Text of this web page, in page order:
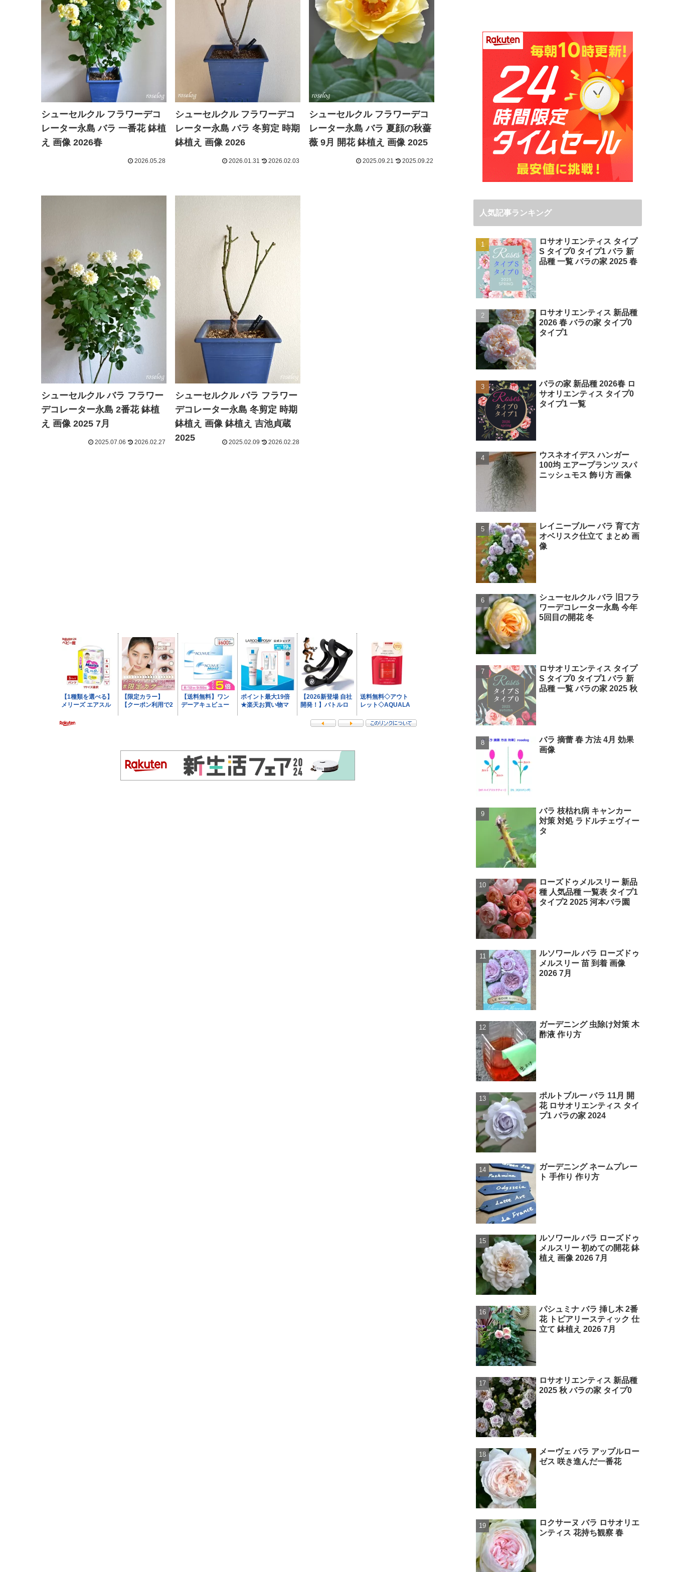
シューセルクル フラワーデコ
レーター永島 バラ 一番花 鉢植
え 画像 2026春
2026.05.28
シューセルクル フラワーデコ
レーター永島 バラ 冬剪定 時期
鉢植え 画像 2026
2026.01.31 2026.02.03
シューセルクル フラワーデコ
レーター永島 バラ 夏顔の秋薔
薇 9月 開花 鉢植え 画像 2025
2025.09.21 2025.09.22
シューセルクル バラ フラワー
デコレーター永島 2番花 鉢植
え 画像 2025 7月
2025.07.06 2026.02.27
シューセルクル バラ フラワー
デコレーター永島 冬剪定 時期
鉢植え 画像 鉢植え 吉池貞蔵
2025
2025.02.09 2026.02.28
人気記事ランキング
ロサオリエンティス タイプ
S タイプ0 タイプ1 バラ 新
品種 一覧 バラの家 2025 春
ロサオリエンティス 新品種
2026 春 バラの家 タイプ0
タイプ1
バラの家 新品種 2026春 ロ
サオリエンティス タイプ0
タイプ1 一覧
ウスネオイデス ハンガー
100均 エアープランツ スパ
ニッシュモス 飾り方 画像
レイニーブルー バラ 育て方
オベリスク仕立て まとめ 画
像
シューセルクル バラ 旧フラ
ワーデコレーター永島 今年
5回目の開花 冬
ロサオリエンティス タイプ
S タイプ0 タイプ1 バラ 新
品種 一覧 バラの家 2025 秋
バラ 摘蕾 春 方法 4月 効果
画像
バラ 枝枯れ病 キャンカー
対策 対処 ラドルチェヴィー
タ
ローズドゥメルスリー 新品
種 人気品種 一覧表 タイプ1
タイプ2 2025 河本バラ園
ルソワール バラ ローズドゥ
メルスリー 苗 到着 画像
2026 7月
ガーデニング 虫除け対策 木
酢液 作り方
ポルトブルー バラ 11月 開
花 ロサオリエンティス タイ
プ1 バラの家 2024
ガーデニング ネームプレー
ト 手作り 作り方
ルソワール バラ ローズドゥ
メルスリー 初めての開花 鉢
植え 画像 2026 7月
パシュミナ バラ 挿し木 2番
花 トピアリースティック 仕
立て 鉢植え 2026 7月
ロサオリエンティス 新品種
2025 秋 バラの家 タイプ0
メーヴェ バラ アップルロー
ゼス 咲き進んだ一番花
ロクサーヌ バラ ロサオリエ
ンティス 花持ち観察 春